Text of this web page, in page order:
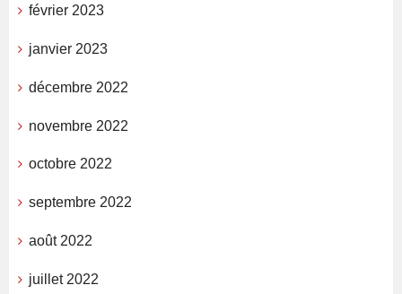
février 2023
janvier 2023
décembre 2022
novembre 2022
octobre 2022
septembre 2022
août 2022
juillet 2022